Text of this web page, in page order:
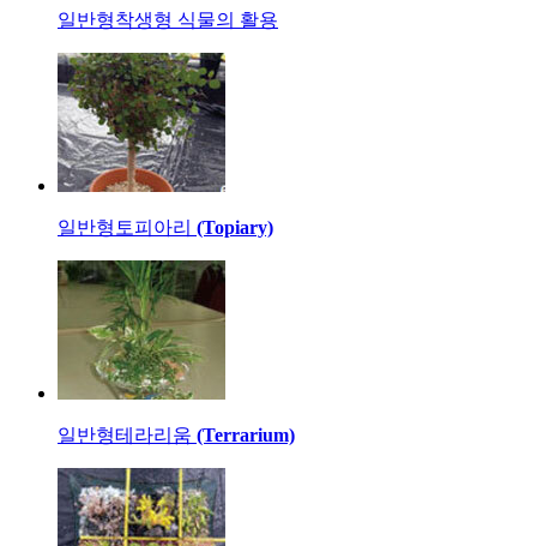
일반형착생형 식물의 활용
일반형 토피아리 (Topiary)
일반형테라리움 (Terrarium)